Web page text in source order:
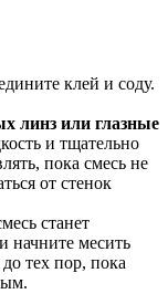
клей и соду.
линз или глазные
и тщательно
пока смесь не
от стенок
станет
начните месить
тех пор, пока